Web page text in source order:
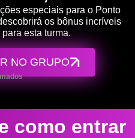
especiais para o Ponto
os bônus incríveis
esta turma.
NO GRUPO
como entrar